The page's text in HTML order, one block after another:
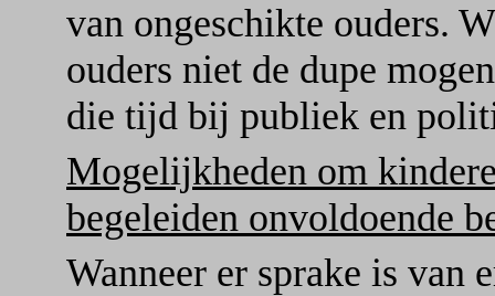
van ongeschikte ouders.
ouders niet de dupe
die tijd bij publiek en
Mogelijkheden om
begeleiden onvoldoende
Wanneer er sprake is van